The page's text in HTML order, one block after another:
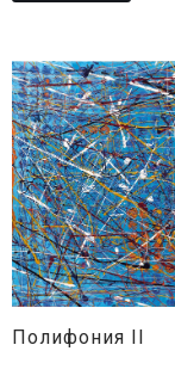
Полифония II